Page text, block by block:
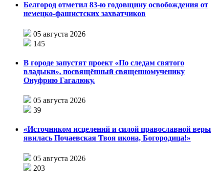
Белгород отметил 83-ю годовщину освобождения от
немецко-фашистских захватчиков
05 августа 2026
145
В городе запустят проект «По следам святого
владыки», посвящённый священномученику
Онуфрию Гагалюку.
05 августа 2026
39
«Источником исцелений и силой православной веры
явилась Почаевская Твоя икона, Богородица!»
05 августа 2026
203